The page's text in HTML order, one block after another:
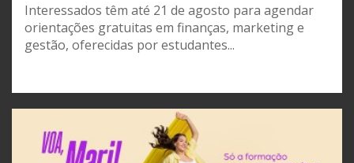
Interessados têm até 21 de agosto para agendar
orientações gratuitas em finanças, marketing e
gestão, oferecidas por estudantes...